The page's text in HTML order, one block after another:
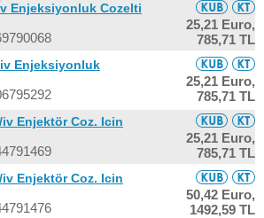
Enjeksiyonluk Cozelti
25,21 Euro,
785,71 TL
Enjeksiyonluk
25,21 Euro,
785,71 TL
Enjektör Coz. Icin
25,21 Euro,
785,71 TL
Enjektör Coz. Icin
50,42 Euro,
1492,59 TL